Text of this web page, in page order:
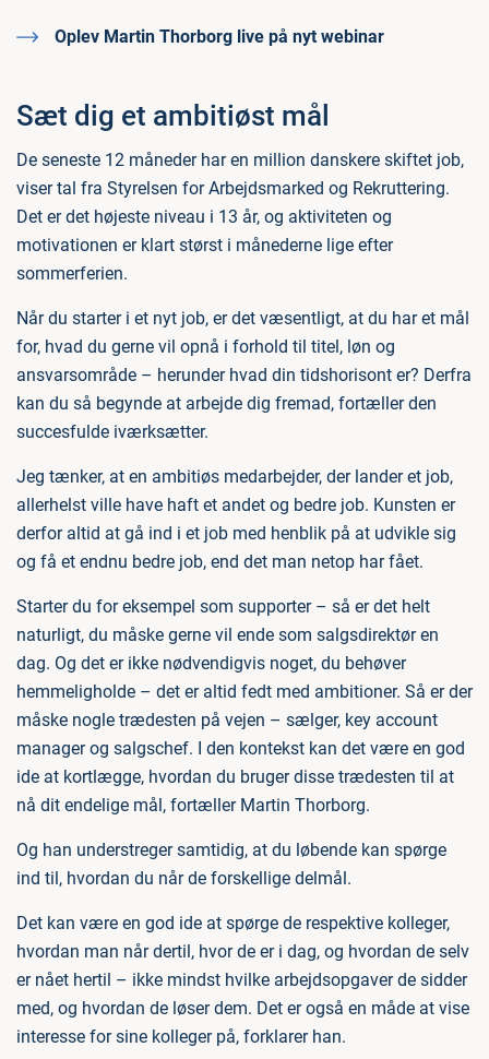
Oplev Martin Thorborg live på nyt webinar
Sæt dig et ambitiøst mål
De seneste 12 måneder har en million danskere skiftet job,
viser tal fra Styrelsen for Arbejdsmarked og Rekruttering.
Det er det højeste niveau i 13 år, og aktiviteten og
motivationen er klart størst i månederne lige efter
sommerferien.
Når du starter i et nyt job, er det væsentligt, at du har et mål
for, hvad du gerne vil opnå i forhold til titel, løn og
ansvarsområde – herunder hvad din tidshorisont er? Derfra
kan du så begynde at arbejde dig fremad, fortæller den
succesfulde iværksætter.
Jeg tænker, at en ambitiøs medarbejder, der lander et job,
allerhelst ville have haft et andet og bedre job. Kunsten er
derfor altid at gå ind i et job med henblik på at udvikle sig
og få et endnu bedre job, end det man netop har fået.
Starter du for eksempel som supporter – så er det helt
naturligt, du måske gerne vil ende som salgsdirektør en
dag. Og det er ikke nødvendigvis noget, du behøver
hemmeligholde – det er altid fedt med ambitioner. Så er der
måske nogle trædesten på vejen – sælger, key account
manager og salgschef. I den kontekst kan det være en god
ide at kortlægge, hvordan du bruger disse trædesten til at
nå dit endelige mål, fortæller Martin Thorborg.
Og han understreger samtidig, at du løbende kan spørge
ind til, hvordan du når de forskellige delmål.
Det kan være en god ide at spørge de respektive kolleger,
hvordan man når dertil, hvor de er i dag, og hvordan de selv
er nået hertil – ikke mindst hvilke arbejdsopgaver de sidder
med, og hvordan de løser dem. Det er også en måde at vise
interesse for sine kolleger på, forklarer han.